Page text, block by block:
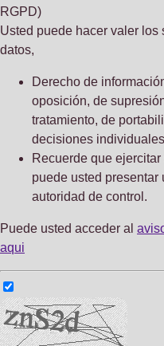
RGPD)
Usted puede hacer valer
datos,
Derecho de
oposición, de
tratamiento, de
decisiones
Recuerde que
puede usted presentar
autoridad de control.
Puede usted acceder al
aqui